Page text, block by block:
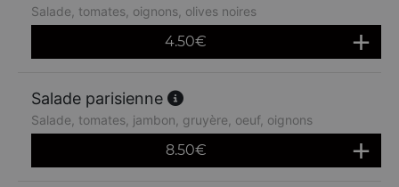
Salade, tomates, oignons, olives noires
4.50€
Salade parisienne
Salade, tomates, jambon, gruyère, oeuf, oignons
8.50€